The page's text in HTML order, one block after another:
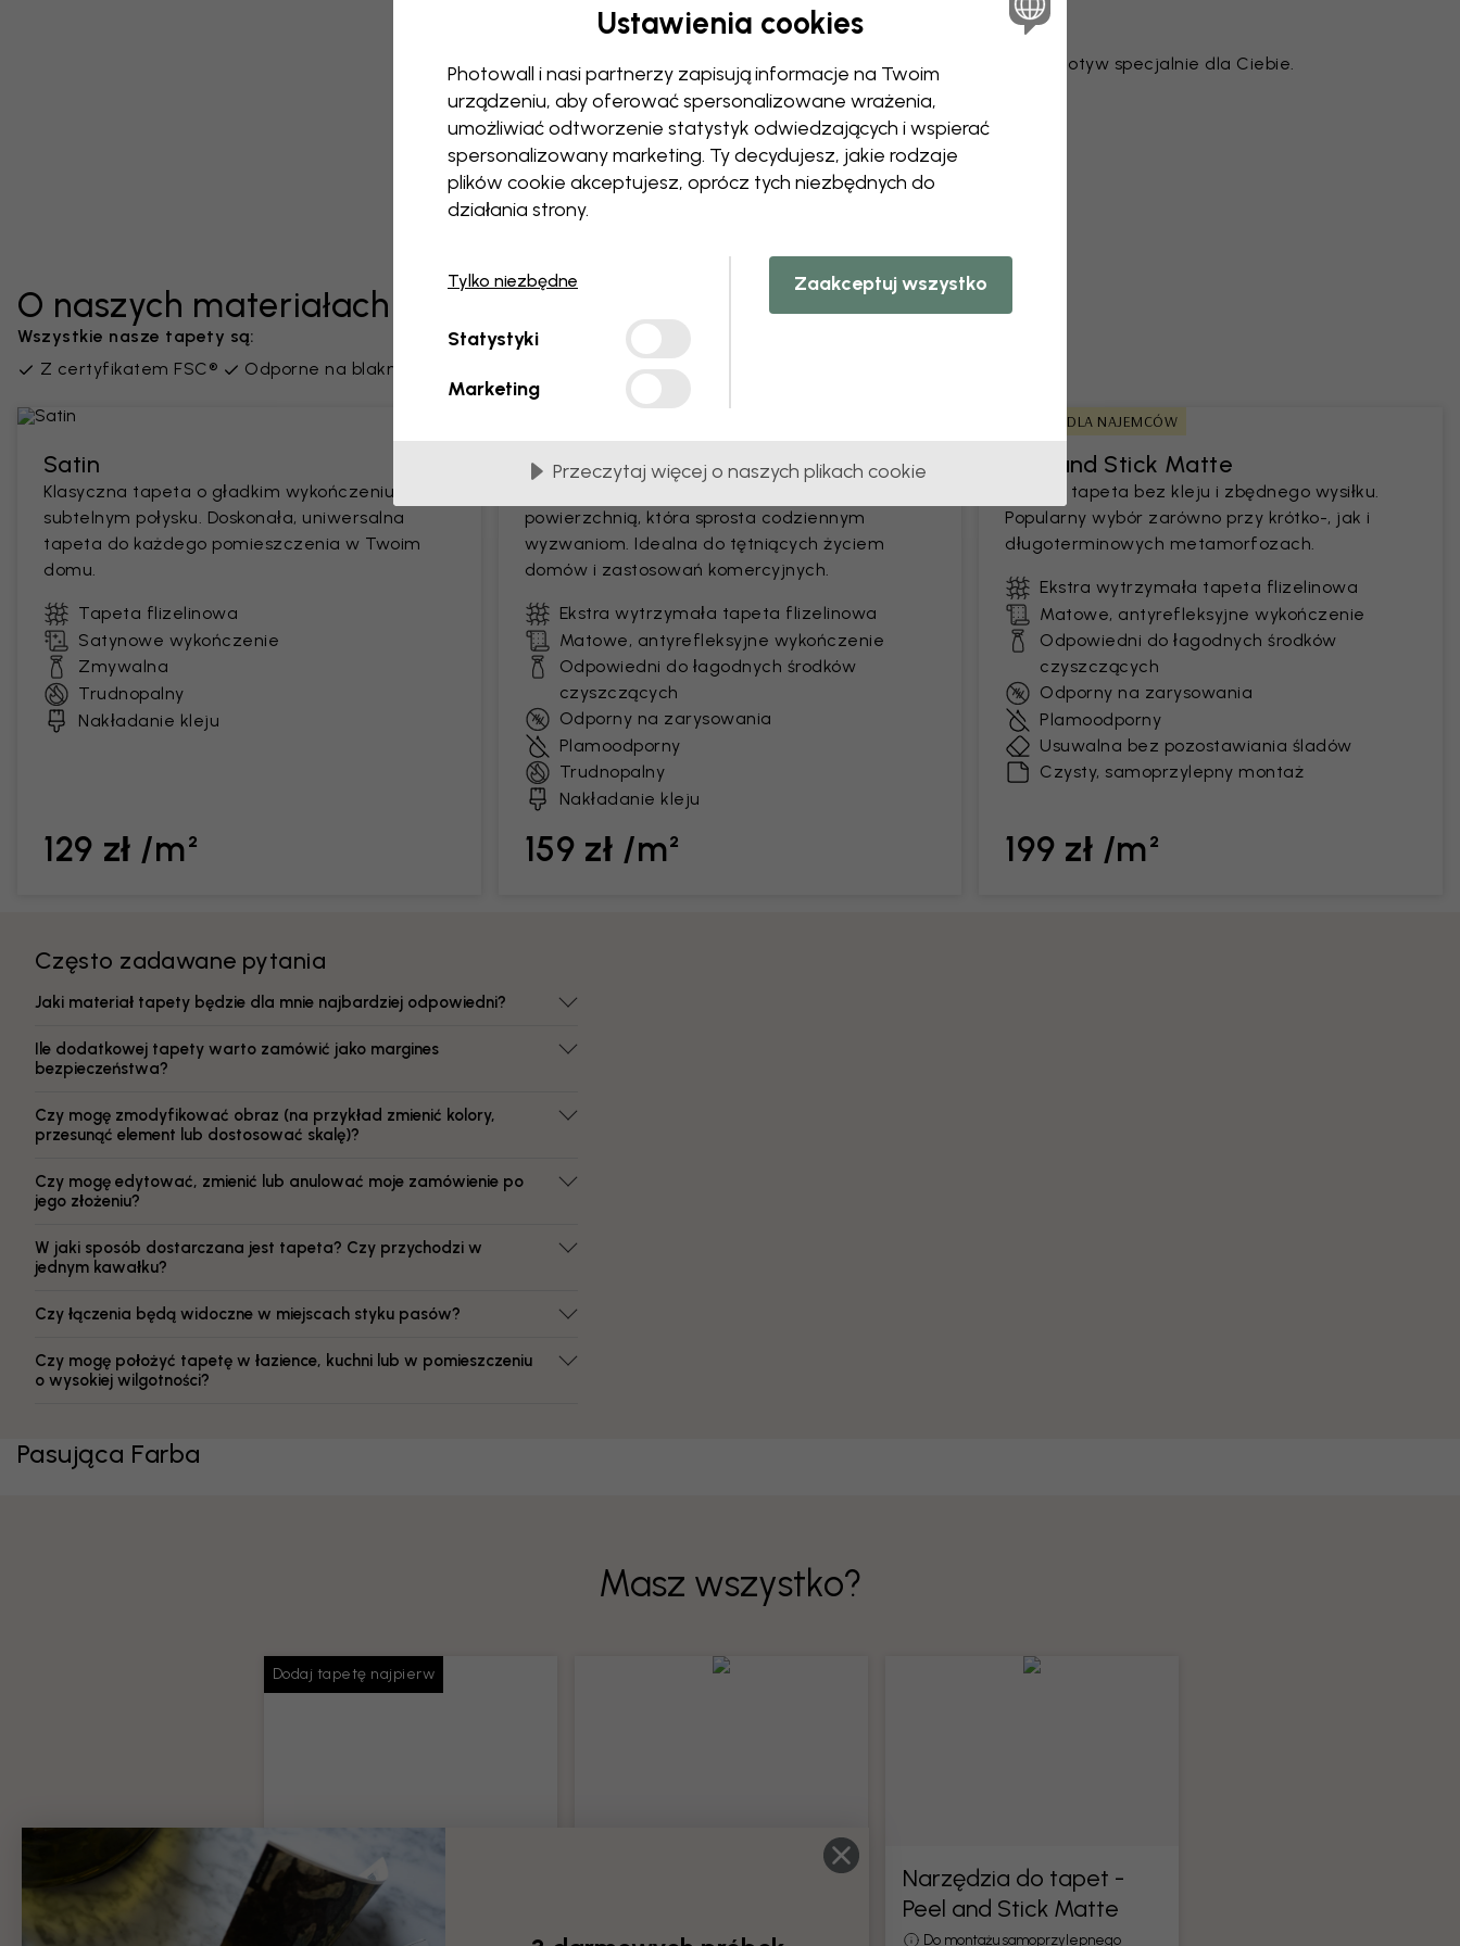
Zmień swoją tapetę
Zespół projektantów dostosuje każdy motyw specjalnie dla Ciebie.
Zmień rozmiar lub kolory
Dodaj lub usuń obiekt
Spersonalizuj szczegół
Stwórz własną fototapetę ze zdjęcia
O naszych materiałach
Wszystkie nasze tapety są:
Z certyfikatem FSC®
Odporne na blaknięcie Dostarczane w brytach o szerokości 45 cm
Satin
Klasyczna tapeta o gładkim wykończeniu i
subtelnym połysku. Doskonała, uniwersalna
tapeta do każdego pomieszczenia w Twoim
domu.
Tapeta flizelinowa
Satynowe wykończenie
Zmywalna
Trudnopalny
Nakładanie kleju
129 zł /m²
Premium Matte
powierzchnią, która sprosta codziennym
wyzwaniom. Idealna do tętniących życiem
domów i zastosowań komercyjnych.
Ekstra wytrzymała tapeta flizelinowa
Matowe, antyrefleksyjne wykończenie
Odpowiedni do łagodnych środków
czyszczących
Odporny na zarysowania
Plamoodporny
Trudnopalny
Nakładanie kleju
159 zł /m²
PRZYJAZNE DLA NAJEMCÓW
Peel and Stick Matte
Trwała tapeta bez kleju i zbędnego wysiłku.
Popularny wybór zarówno przy krótko-, jak i
długoterminowych metamorfozach.
Ekstra wytrzymała tapeta flizelinowa
Matowe, antyrefleksyjne wykończenie
Odpowiedni do łagodnych środków
czyszczących
Odporny na zarysowania
Plamoodporny
Usuwalna bez pozostawiania śladów
Czysty, samoprzylepny montaż
199 zł /m²
Często zadawane pytania
Jaki materiał tapety będzie dla mnie najbardziej odpowiedni?
Ile dodatkowej tapety warto zamówić jako margines
bezpieczeństwa?
Czy mogę zmodyfikować obraz (na przykład zmienić kolory,
przesunąć element lub dostosować skalę)?
Czy mogę edytować, zmienić lub anulować moje zamówienie po
jego złożeniu?
W jaki sposób dostarczana jest tapeta? Czy przychodzi w
jednym kawałku?
Czy łączenia będą widoczne w miejscach styku pasów?
Czy mogę położyć tapetę w łazience, kuchni lub w pomieszczeniu
o wysokiej wilgotności?
Pasująca Farba
Masz wszystko?
Dodaj tapetę najpierw
Pasta do tapet
Wystarczająca ilość kleju na całe
zamówienie
Narzędzia do tapet -
Peel and Stick Matte
Do montażu samoprzylepnego
Ustawienia cookies
Photowall i nasi partnerzy zapisują informacje na Twoim
urządzeniu, aby oferować spersonalizowane wrażenia,
umożliwiać odtworzenie statystyk odwiedzających i wspierać
spersonalizowany marketing. Ty decydujesz, jakie rodzaje
plików cookie akceptujesz, oprócz tych niezbędnych do
działania strony.
Tylko niezbędne
Statystyki
Marketing
Zaakceptuj wszystko
Przeczytaj więcej o naszych plikach cookie